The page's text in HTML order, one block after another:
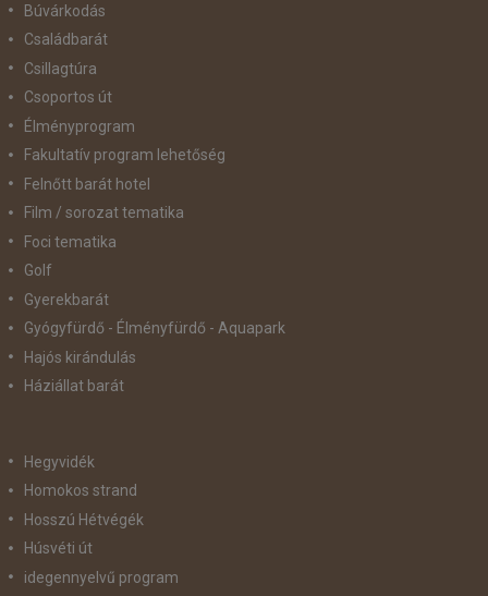
Búvárkodás
Családbarát
Csillagtúra
Csoportos út
Élményprogram
Fakultatív program lehetőség
Felnőtt barát hotel
Film / sorozat tematika
Foci tematika
Golf
Gyerekbarát
Gyógyfürdő - Élményfürdő - Aquapark
Hajós kirándulás
Háziállat barát
Hegyvidék
Homokos strand
Hosszú Hétvégék
Húsvéti út
idegennyelvű program